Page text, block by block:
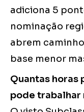
adiciona 5
nominação
abrem
base menor
Quantas horas
pode trabalhar